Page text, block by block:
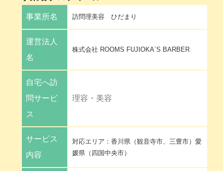
事業所名 訪問理美容 ひだまり
運営法人
名
株式会社 ROOMS FUJIOKA`S BARBER
自宅へ訪
問サービ
ス
理容・美容
サービス
内容
対応エリア：香川県（観音寺市、三豊市）愛
媛県（四国中央市）